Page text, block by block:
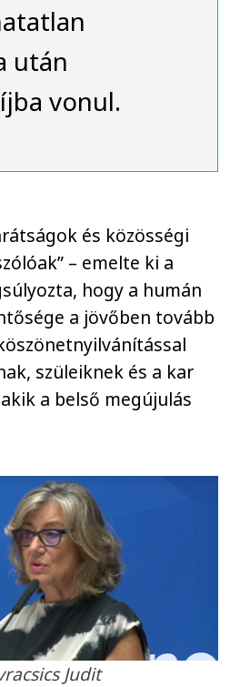
után
vonul.
és közösségi
– emelte ki a
hogy a humán
a jövőben tovább
szüleiknek és a kar
a belső megújulás
Judit